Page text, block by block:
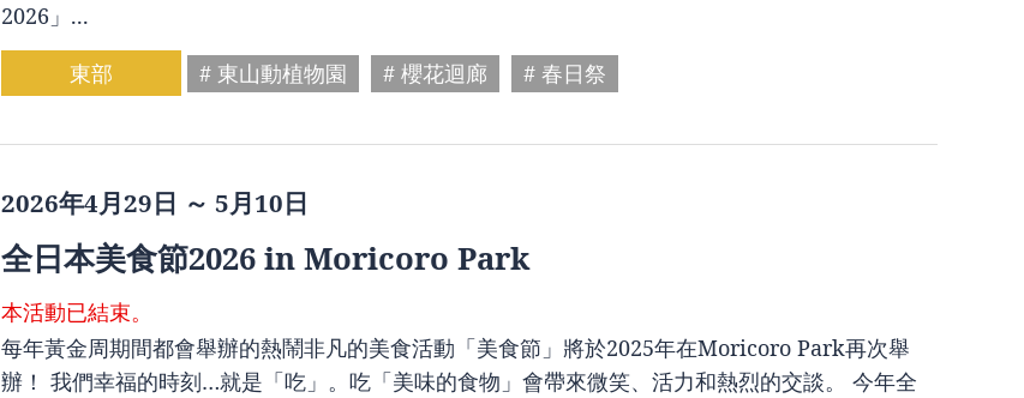
2026」...
東部
# 東山動植物園 # 櫻花迴廊 # 春日祭
2026年4月29日 ～ 5月10日
全日本美食節2026 in Moricoro Park
本活動已結束。
每年黃金周期間都會舉辦的熱鬧非凡的美食活動「美食節」將於2025年在Moricoro Park再次舉
辦！ 我們幸福的時刻…就是「吃」。吃「美味的食物」會帶來微笑、活力和熱烈的交談。 今年全